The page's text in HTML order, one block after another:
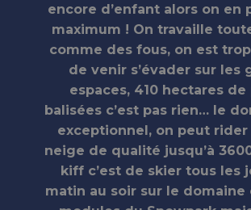
encore d’enfant alors on en
maximum ! On travaille
comme des fous, on est
de venir s’évader sur les
espaces, 410 hectares de
balisées c’est pas rien… le
exceptionnel, on peut rider
neige de qualité jusqu’à
kiff c’est de skier tous les
matin au soir sur le domaine